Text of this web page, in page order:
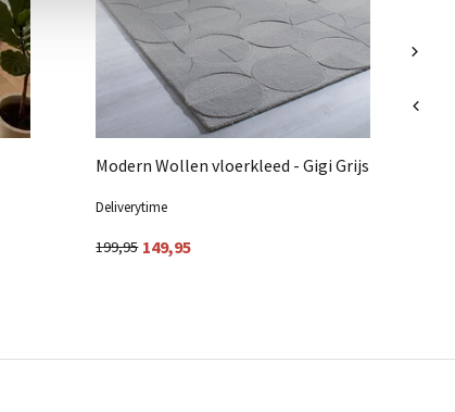
Modern Wollen vloerkleed - Gigi Grijs
Deliverytime
199,95 149,95